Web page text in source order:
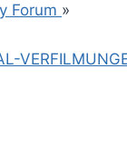
Forum »